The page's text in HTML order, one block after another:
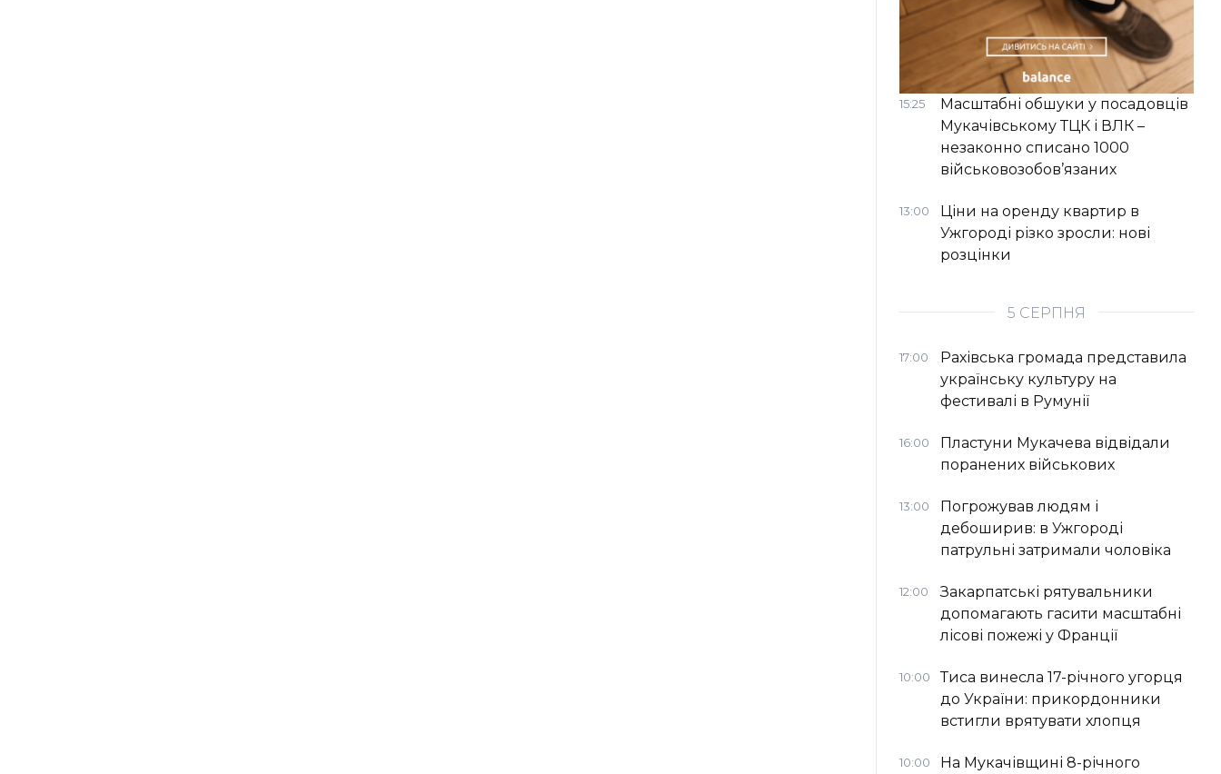
15:25
Масштабні обшуки у посадовців
Мукачівському ТЦК і ВЛК –
незаконно списано 1000
військовозобов’язаних
13:00
Ціни на оренду квартир в
Ужгороді різко зросли: нові
розцінки
5 СЕРПНЯ
17:00
Рахівська громада представила
українську культуру на
фестивалі в Румунії
16:00
Пластуни Мукачева відвідали
поранених військових
13:00
Погрожував людям і
дебоширив: в Ужгороді
патрульні затримали чоловіка
12:00
Закарпатські рятувальники
допомагають гасити масштабні
лісові пожежі у Франції
10:00
Тиса винесла 17-річного угорця
до України: прикордонники
встигли врятувати хлопця
10:00
На Мукачівщині 8-річного